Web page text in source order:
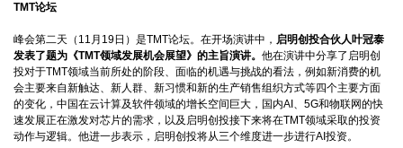
TMT论坛
峰会第二天（11月19日）是TMT论坛。在开场演讲中， 启明创投合伙人叶冠泰
发表了题为《TMT领域发展机会展望》的主旨演讲。 他在演讲中分享了启明创
投对于TMT领域当前所处的阶段、面临的机遇与挑战的看法，例如新消费的机
会主要来自新触达、新人群、新习惯和新的生产销售组织方式等四个主要方面
的变化，中国在云计算及软件领域的增长空间巨大，国内AI、5G和物联网的快
速发展正在激发对芯片的需求，以及启明创投接下来将在TMT领域采取的投资
动作与逻辑。他进一步表示，启明创投将从三个维度进一步进行AI投资。